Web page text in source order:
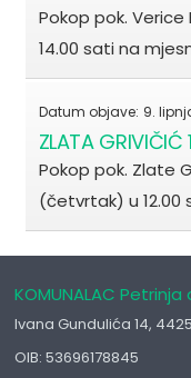
Pokop pok. Verice
14.00 sati na
Datum objave: 9.
ZLATA GRIVIČIĆ
Pokop pok. Zlate
(četvrtak) u 12.00
KOMUNALAC Petrinja
Ivana Gundulića 14,
OIB: 53696178845